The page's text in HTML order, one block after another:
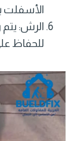
الأسفلت
الرش:
للحفاظ